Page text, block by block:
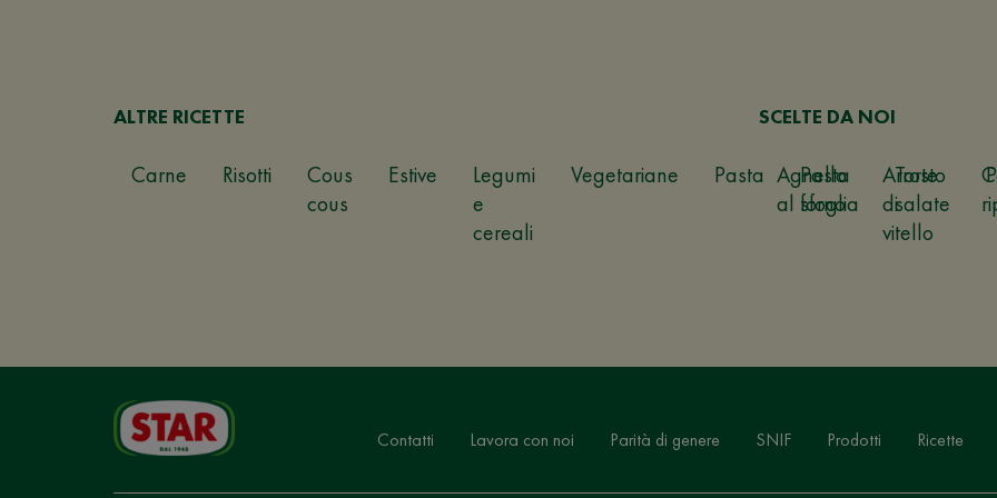
ALTRE RICETTE
Carne Risotti
Cous
cous
Estive
Legumi
e
cereali
Vegetariane Pasta
Pasta
sfoglia
Torte
salate
SCELTE DA NOI
Agnello
al forno
Arrosto
di
vitello
Contatti Lavora con noi Parità di genere SNIF Prodotti Ricette